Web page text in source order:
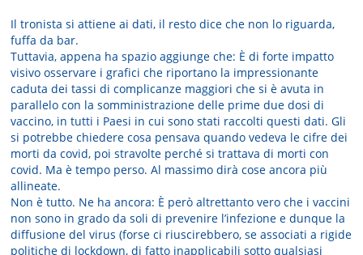
Il tronista si attiene ai dati, il resto dice che non lo riguarda,
fuffa da bar.
Tuttavia, appena ha spazio aggiunge che: È di forte impatto
visivo osservare i grafici che riportano la impressionante
caduta dei tassi di complicanze maggiori che si è avuta in
parallelo con la somministrazione delle prime due dosi di
vaccino, in tutti i Paesi in cui sono stati raccolti questi dati. Gli
si potrebbe chiedere cosa pensava quando vedeva le cifre dei
morti da covid, poi stravolte perché si trattava di morti con
covid. Ma è tempo perso. Al massimo dirà cose ancora più
allineate.
Non è tutto. Ne ha ancora: È però altrettanto vero che i vaccini
non sono in grado da soli di prevenire l’infezione e dunque la
diffusione del virus (forse ci riuscirebbero, se associati a rigide
politiche di lockdown, di fatto inapplicabili sotto qualsiasi